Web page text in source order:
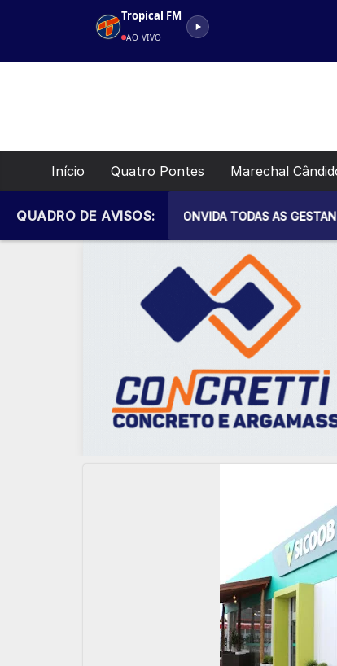
Tropical FM
AO VIVO
Início Quatro Pontes Marechal
QUADRO DE AVISOS:
DE SAÚDE CONVIDA TODAS AS GESTANTES PARA